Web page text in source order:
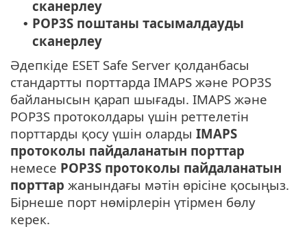
сканерлеу
• POP3S поштаны тасымалдауды
сканерлеу
Әдепкіде ESET Safe Server қолданбасы
стандартты порттарда IMAPS және POP3S
байланысын қарап шығады. IMAPS және
POP3S протоколдары үшін реттелетін
порттарды қосу үшін оларды IMAPS
протоколы пайдаланатын порттар
немесе POP3S протоколы пайдаланатын
порттар жанындағы мәтін өрісіне қосыңыз.
Бірнеше порт нөмірлерін үтірмен бөлу
керек.